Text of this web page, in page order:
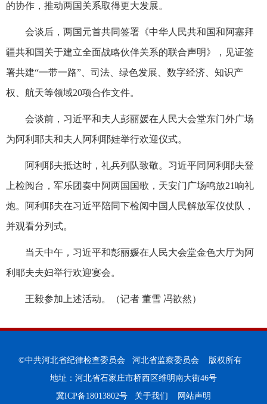
的协作，推动两国关系取得更大发展。
会谈后，两国元首共同签署《中华人民共和国和阿塞拜
疆共和国关于建立全面战略伙伴关系的联合声明》，见证签
署共建“一带一路”、司法、绿色发展、数字经济、知识产
权、航天等领域20项合作文件。
会谈前，习近平和夫人彭丽媛在人民大会堂东门外广场
为阿利耶夫和夫人阿利耶娃举行欢迎仪式。
阿利耶夫抵达时，礼兵列队致敬。习近平同阿利耶夫登
上检阅台，军乐团奏中阿两国国歌，天安门广场鸣放21响礼
炮。阿利耶夫在习近平陪同下检阅中国人民解放军仪仗队，
并观看分列式。
当天中午，习近平和彭丽媛在人民大会堂金色大厅为阿
利耶夫夫妇举行欢迎宴会。
王毅参加上述活动。（记者 董雪 冯歆然）
©中共河北省纪律检查委员会 河北省监察委员会 版权所有
地址：河北省石家庄市桥西区维明南大街46号
冀ICP备18013802号
关于我们 网站声明